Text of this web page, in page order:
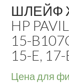
ШЛЕЙФ
HP
15-
15-E,
Цена для